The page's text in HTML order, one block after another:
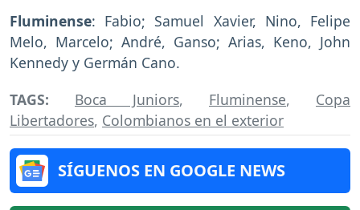
Fluminense: Fabio; Samuel Xavier, Nino, Felipe
Melo, Marcelo; André, Ganso; Arias, Keno, John
Kennedy y Germán Cano.
TAGS: Boca Juniors, Fluminense, Copa
Libertadores, Colombianos en el exterior
SÍGUENOS EN GOOGLE NEWS